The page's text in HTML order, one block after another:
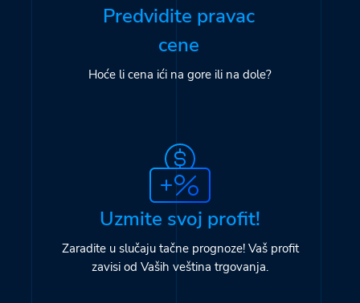
Predvidite pravac
cene
Hoće li cena ići na gore ili na dole?
Uzmite svoj profit!
Zaradite u slučaju tačne prognoze! Vaš profit
zavisi od Vaših veština trgovanja.